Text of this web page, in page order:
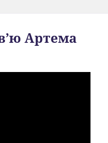
Артема